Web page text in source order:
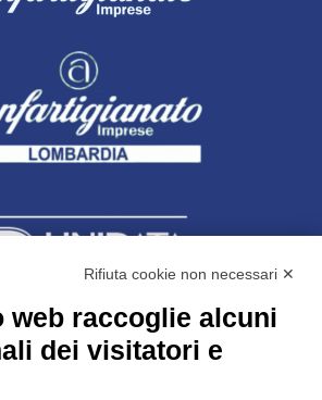
s.r.lcon unico socio
1 - 23100 Sondrio
Rifiuta cookie non necessari ✕
web raccoglie alcuni
dei visitatori e